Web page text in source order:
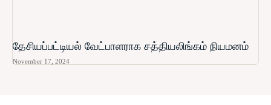
தேசியப்பட்டியல் வேட்பாளராக சத்தியலிங்கம் நியமனம்
November 17, 2024